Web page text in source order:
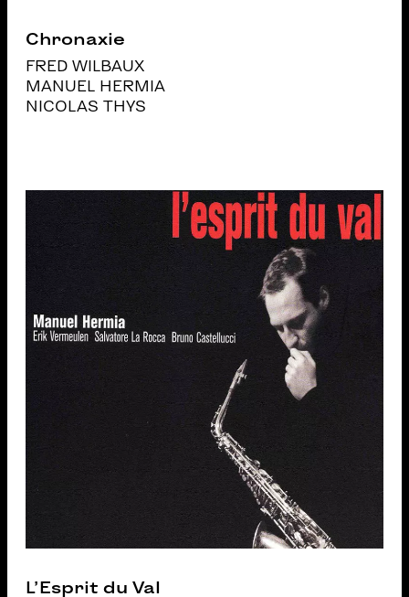
Chronaxie
FRED WILBAUX
MANUEL HERMIA
NICOLAS THYS
L’Esprit du Val